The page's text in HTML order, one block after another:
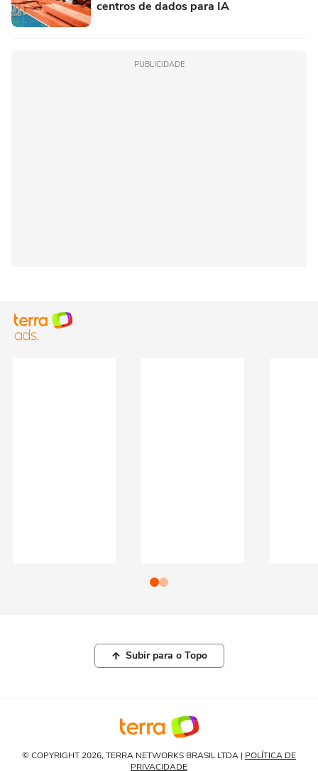
centros de dados para IA
PUBLICIDADE
Subir para o Topo
© COPYRIGHT 2026, TERRA NETWORKS BRASIL LTDA | POLÍTICA DE
PRIVACIDADE